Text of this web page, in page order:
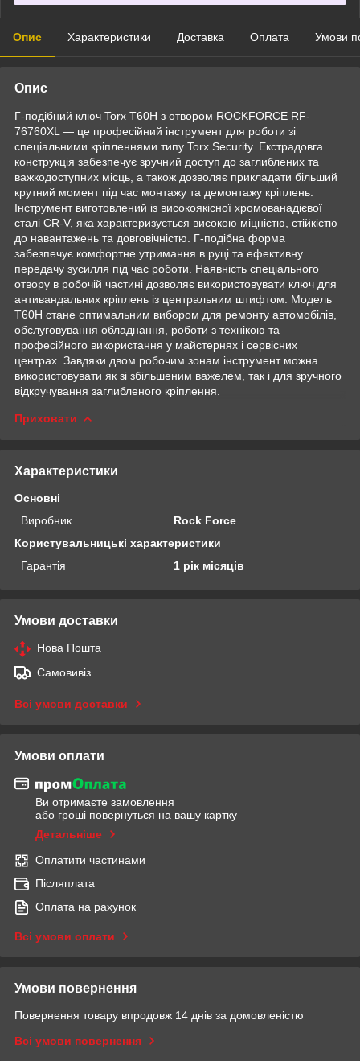
Опис Характеристики Доставка Оплата Умови
Опис
Г-подібний ключ Torx T60H з отвором ROCKFORCE RF-
76760XL — це професійний інструмент для роботи зі
спеціальними кріпленнями типу Torx Security. Екстрадовга
конструкція забезпечує зручний доступ до заглиблених та
важкодоступних місць, а також дозволяє прикладати більший
крутний момент під час монтажу та демонтажу кріплень.
Інструмент виготовлений із високоякісної хромованадієвої
сталі CR-V, яка характеризується високою міцністю, стійкістю
до навантажень та довговічністю. Г-подібна форма
забезпечує комфортне утримання в руці та ефективну
передачу зусилля під час роботи. Наявність спеціального
отвору в робочій частині дозволяє використовувати ключ для
антивандальних кріплень із центральним штифтом. Модель
T60H стане оптимальним вибором для ремонту автомобілів,
обслуговування обладнання, роботи з технікою та
професійного використання у майстернях і сервісних
центрах. Завдяки двом робочим зонам інструмент можна
використовувати як зі збільшеним важелем, так і для зручного
відкручування заглибленого кріплення.
Приховати
Характеристики
Основні
Виробник
Rock Force
Користувальницькі характеристики
Гарантія
1 рік місяців
Умови доставки
Нова Пошта
Самовивіз
Всі умови доставки
Умови оплати
Ви отримаєте замовлення
або гроші повернуться на вашу картку
Детальніше
Оплатити частинами
Післяплата
Оплата на рахунок
Всі умови оплати
Умови повернення
Повернення товару впродовж 14 днів за домовленістю
Всі умови повернення